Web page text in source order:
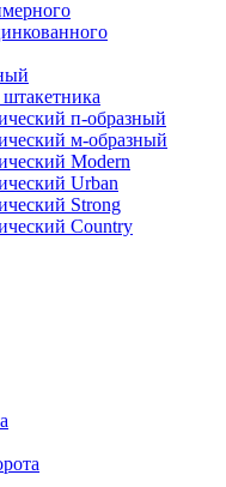
штакетника
п-образный
м-образный
Мodern
Urban
Strong
Country